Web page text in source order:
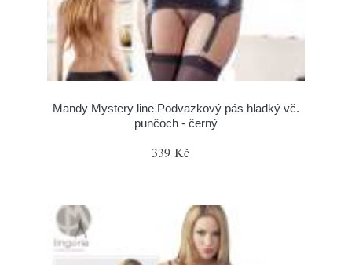
Mandy Mystery line Podvazkový pás hladký vč.
punčoch - černý
339 Kč